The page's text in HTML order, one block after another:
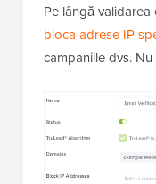
Pe lângă
bloca adrese IP
campaniile dvs.